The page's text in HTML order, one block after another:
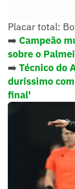
Placar total:
➡️ Campeão
sobre o
➡️ Técnico do
duríssimo
final'